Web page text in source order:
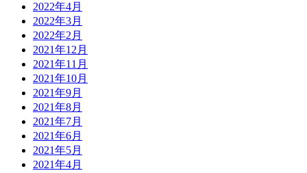
2022年4月
2022年3月
2022年2月
2021年12月
2021年11月
2021年10月
2021年9月
2021年8月
2021年7月
2021年6月
2021年5月
2021年4月